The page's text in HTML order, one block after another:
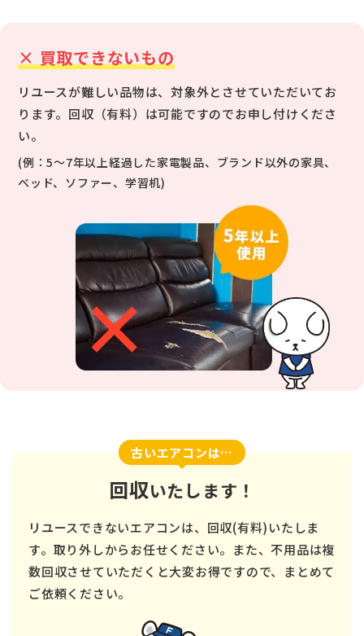
× 買取できないもの
リユースが難しい品物は、対象外とさせていただいてお
ります。 回収（有料）は可能ですのでお申し付けくださ
い。
(例：5～7年以上経過した家電製品、ブランド以外の家具、
ベッド、ソファー、学習机)
古いエアコンは…
回収いたします！
リユースできないエアコンは、回収(有料)いたしま
す。取り外しからお任せください。また、不用品は複
数回収させていただくと大変お得ですので、まとめて
ご依頼ください。